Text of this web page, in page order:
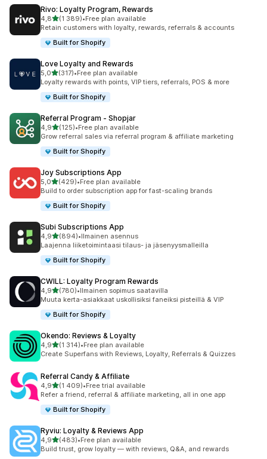
Rivo: Loyalty Program, Rewards
4,8/ 5 tähteä
(1 389)
1389 arvostelua yhteensä
•Free plan available
Retain customers with loyalty, rewards, referrals & accounts
Built for Shopify
Love Loyalty and Rewards
5,0/ 5 tähteä
(317)
317 arvostelua yhteensä
•Free plan available
Loyalty rewards with points, VIP tiers, referrals, POS & more
Built for Shopify
Referral Program ‑ Shopjar
4,9/ 5 tähteä
(125)
125 arvostelua yhteensä
•Free plan available
Grow referral sales via referral program & affiliate marketing
Built for Shopify
Joy Subscriptions App
5,0/ 5 tähteä
(429)
429 arvostelua yhteensä
•Free plan available
Build to order subscription app for fast-scaling brands
Built for Shopify
Subi Subscriptions App
4,9/ 5 tähteä
(894)
894 arvostelua yhteensä
•Ilmainen asennus
Laajenna liiketoimintaasi tilaus- ja jäsenyysmalleilla
Built for Shopify
CWILL: Loyalty Program Rewards
4,9/ 5 tähteä
(780)
780 arvostelua yhteensä
•Ilmainen sopimus saatavilla
Muuta kerta-asiakkaat uskollisiksi faneiksi pisteillä & VIP
Built for Shopify
Okendo: Reviews & Loyalty
4,9/ 5 tähteä
(1 314)
1314 arvostelua yhteensä
•Free plan available
Create Superfans with Reviews, Loyalty, Referrals & Quizzes
Referral Candy & Affiliate
4,9/ 5 tähteä
(1 409)
1409 arvostelua yhteensä
•Free trial available
Refer a friend, referral & affiliate marketing, all in one app
Built for Shopify
Ryviu: Loyalty & Reviews App
4,9/ 5 tähteä
(483)
483 arvostelua yhteensä
•Free plan available
Build trust, grow loyalty — with reviews, Q&A, and rewards